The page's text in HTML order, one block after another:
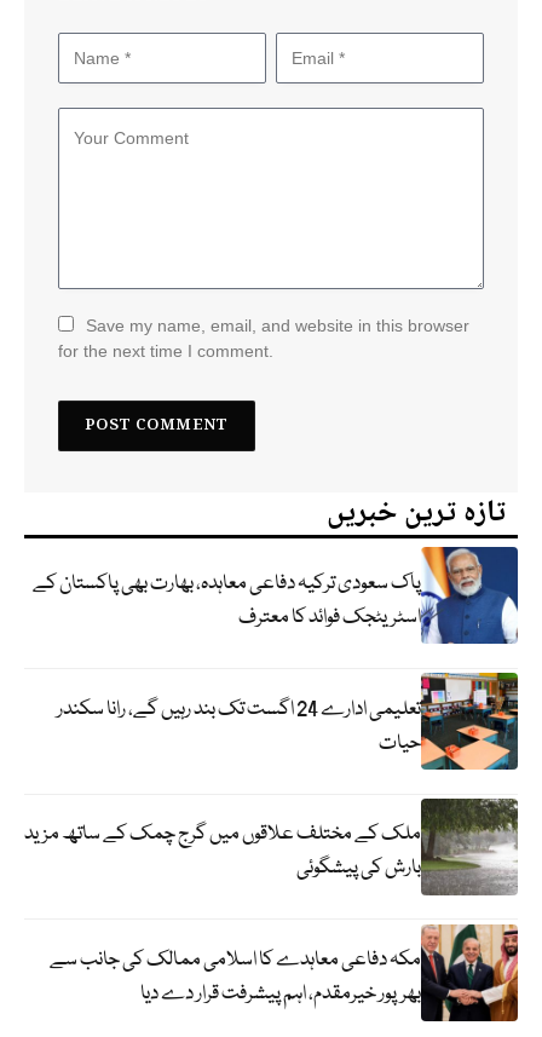
Save my name, email, and website in this browser
for the next time I comment.
تازہ ترین خبریں
پاک سعودی ترکیہ دفاعی معاہدہ، بھارت بھی پاکستان کے
اسٹریٹجک فوائد کا معترف
تعلیمی ادارے 24 اگست تک بند رہیں گے، رانا سکندر
حیات
ملک کے مختلف علاقوں میں گرج چمک کے ساتھ مزید
بارش کی پیشگوئی
مکہ دفاعی معاہدے کا اسلامی ممالک کی جانب سے
بھرپور خیرمقدم، اہم پیشرفت قرار دے دیا